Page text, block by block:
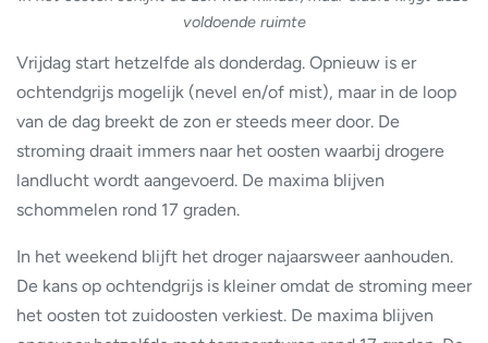
voldoende ruimte
Vrijdag start hetzelfde als donderdag. Opnieuw is er
ochtendgrijs mogelijk (nevel en/of mist), maar in de loop
van de dag breekt de zon er steeds meer door. De
stroming draait immers naar het oosten waarbij drogere
landlucht wordt aangevoerd. De maxima blijven
schommelen rond 17 graden.
In het weekend blijft het droger najaarsweer aanhouden.
De kans op ochtendgrijs is kleiner omdat de stroming meer
het oosten tot zuidoosten verkiest. De maxima blijven